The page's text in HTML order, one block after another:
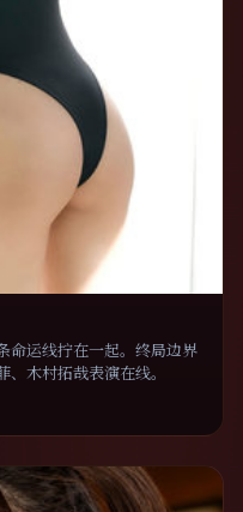
命运线拧在一起。终局边界
木村拓哉表演在线。